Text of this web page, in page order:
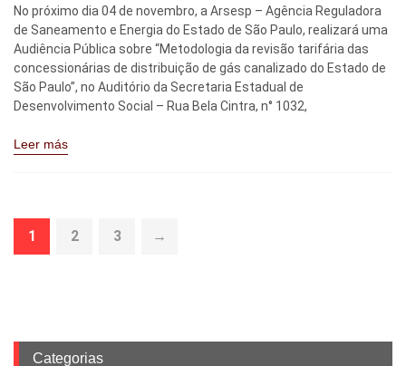
No próximo dia 04 de novembro, a Arsesp – Agência Reguladora
de Saneamento e Energia do Estado de São Paulo, realizará uma
Audiência Pública sobre “Metodologia da revisão tarifária das
concessionárias de distribuição de gás canalizado do Estado de
São Paulo”, no Auditório da Secretaria Estadual de
Desenvolvimento Social – Rua Bela Cintra, n° 1032,
Leer más
1 2 3 →
Categorias